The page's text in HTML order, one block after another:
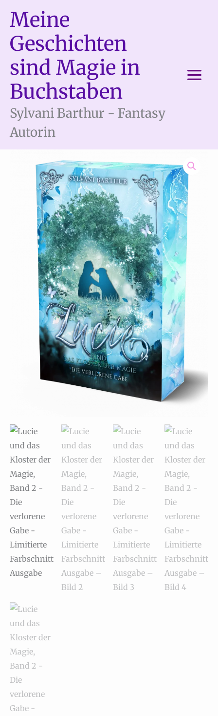
Inhalt
springen
Meine
Geschichten
sind Magie in
Buchstaben
Sylvani Barthur - Fantasy
Autorin
das
Kloster
der
Magie,
Band
2
-
Die
verlorene
Gabe
Limitierte
Farbschnitt
Ausgabe